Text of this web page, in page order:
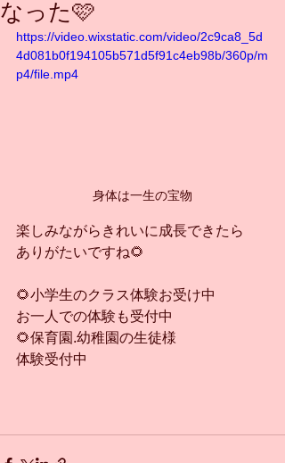
なった🩷
https://video.wixstatic.com/video/2c9ca8_5d
4d081b0f194105b571d5f91c4eb98b/360p/m
p4/file.mp4
身体は一生の宝物
楽しみながらきれいに成長できたら
ありがたいですね🌻
🌻小学生のクラス体験お受け中
お一人での体験も受付中
🌻保育園.幼稚園の生徒様
体験受付中